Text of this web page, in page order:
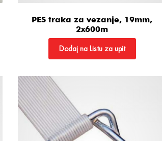
PES traka za vezanje, 19mm,
2x600m
Dodaj na Listu za upit